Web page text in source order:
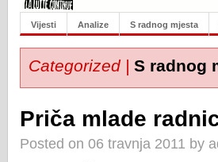
Vijesti Analize S radnog mjesta
Categorized | S radnog
Priča mlade
Posted on 06 travnja 2011 by